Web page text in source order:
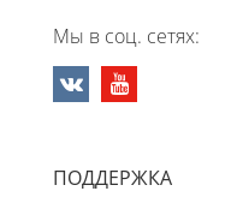
Мы в соц. сетях:
ПОДДЕРЖКА